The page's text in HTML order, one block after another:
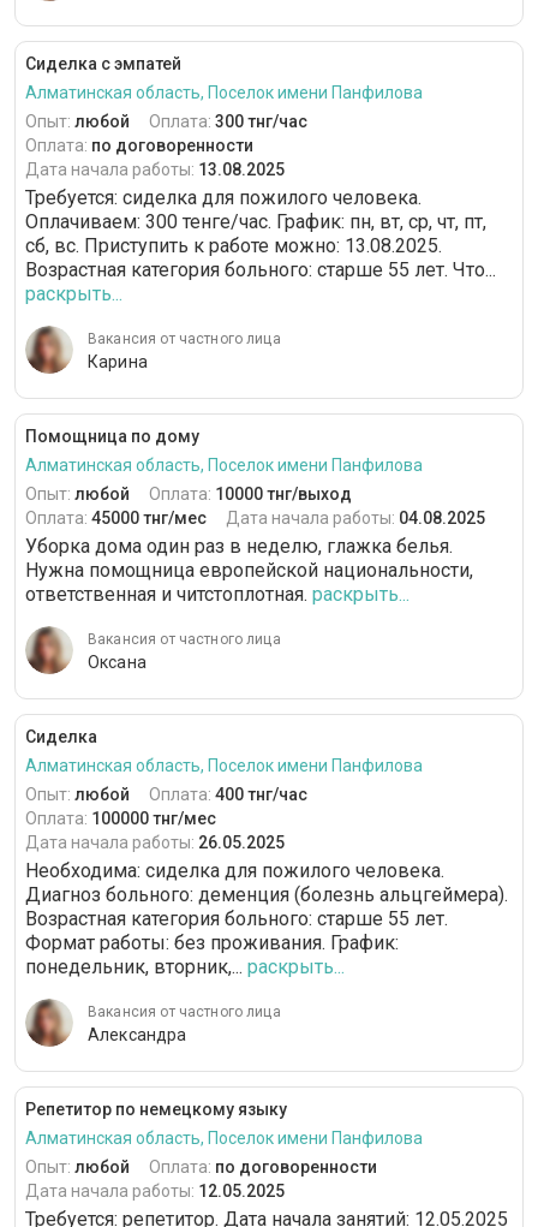
Сиделка с эмпатей
Алматинская область, Поселок имени Панфилова
Опыт: любой Оплата: 300 тнг/час
Оплата: по договоренности
Дата начала работы: 13.08.2025
Требуется: сиделка для пожилого человека.
Оплачиваем: 300 тенге/час. График: пн, вт, ср, чт, пт,
сб, вс. Приступить к работе можно: 13.08.2025.
Возрастная категория больного: cтарше 55 лет. Что...
раскрыть...
Вакансия от частного лица
Карина
Помощница по дому
Алматинская область, Поселок имени Панфилова
Опыт: любой Оплата: 10000 тнг/выход
Оплата: 45000 тнг/мес Дата начала работы: 04.08.2025
Уборка дома один раз в неделю, глажка белья.
Нужна помощница европейской национальности,
ответственная и читстоплотная. раскрыть...
Вакансия от частного лица
Оксана
Сиделка
Алматинская область, Поселок имени Панфилова
Опыт: любой Оплата: 400 тнг/час
Оплата: 100000 тнг/мес
Дата начала работы: 26.05.2025
Необходима: сиделка для пожилого человека.
Диагноз больного: деменция (болезнь альцгеймера).
Возрастная категория больного: cтарше 55 лет.
Формат работы: без проживания. График:
понедельник, вторник,... раскрыть...
Вакансия от частного лица
Александра
Репетитор по немецкому языку
Алматинская область, Поселок имени Панфилова
Опыт: любой Оплата: по договоренности
Дата начала работы: 12.05.2025
Требуется: репетитор. Дата начала занятий: 12.05.2025